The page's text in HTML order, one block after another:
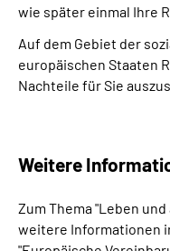
wie später einmal Ihre
Auf dem Gebiet der
europäischen Staaten
Nachteile für Sie
Weitere
Zum Thema "Leben
weitere Informationen